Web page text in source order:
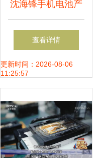
沈海锋手机电池产
品列表 高性能与稳
定性的双重保障
查看详情
更新时间：2026-08-06
11:25:57